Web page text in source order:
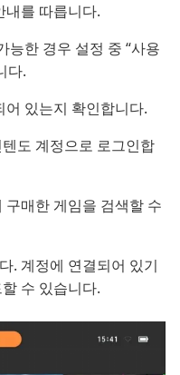
내를 따릅니다.
능한 경우 설정 중 “사용
다.
있는지 확인합니다.
도 계정으로 로그인합
매한 게임을 검색할 수
. 계정에 연결되어 있기
수 있습니다.